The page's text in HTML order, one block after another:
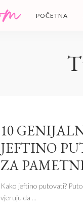
POČETNA
10
JEFTINO
ZA
Kako jeftino putovati?
vjeruju da ...